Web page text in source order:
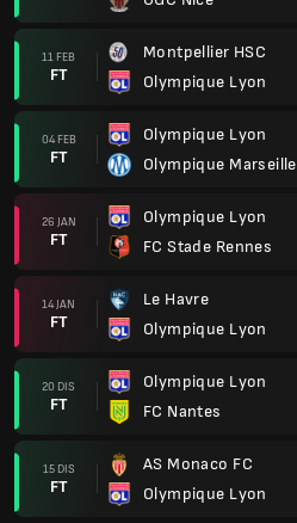
11 FEB
FT
Montpellier HSC
Olympique Lyon
04 FEB
FT
Olympique Lyon
Olympique Marseille
26 JAN
FT
Olympique Lyon
FC Stade Rennes
14 JAN
FT
Le Havre
Olympique Lyon
20 DIS
FT
Olympique Lyon
FC Nantes
15 DIS
FT
AS Monaco FC
Olympique Lyon